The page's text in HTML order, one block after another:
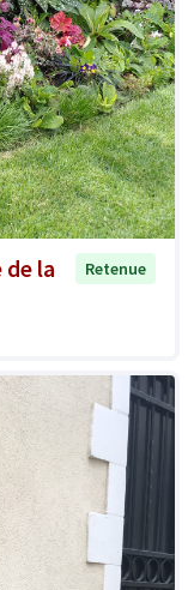
de la
Retenue